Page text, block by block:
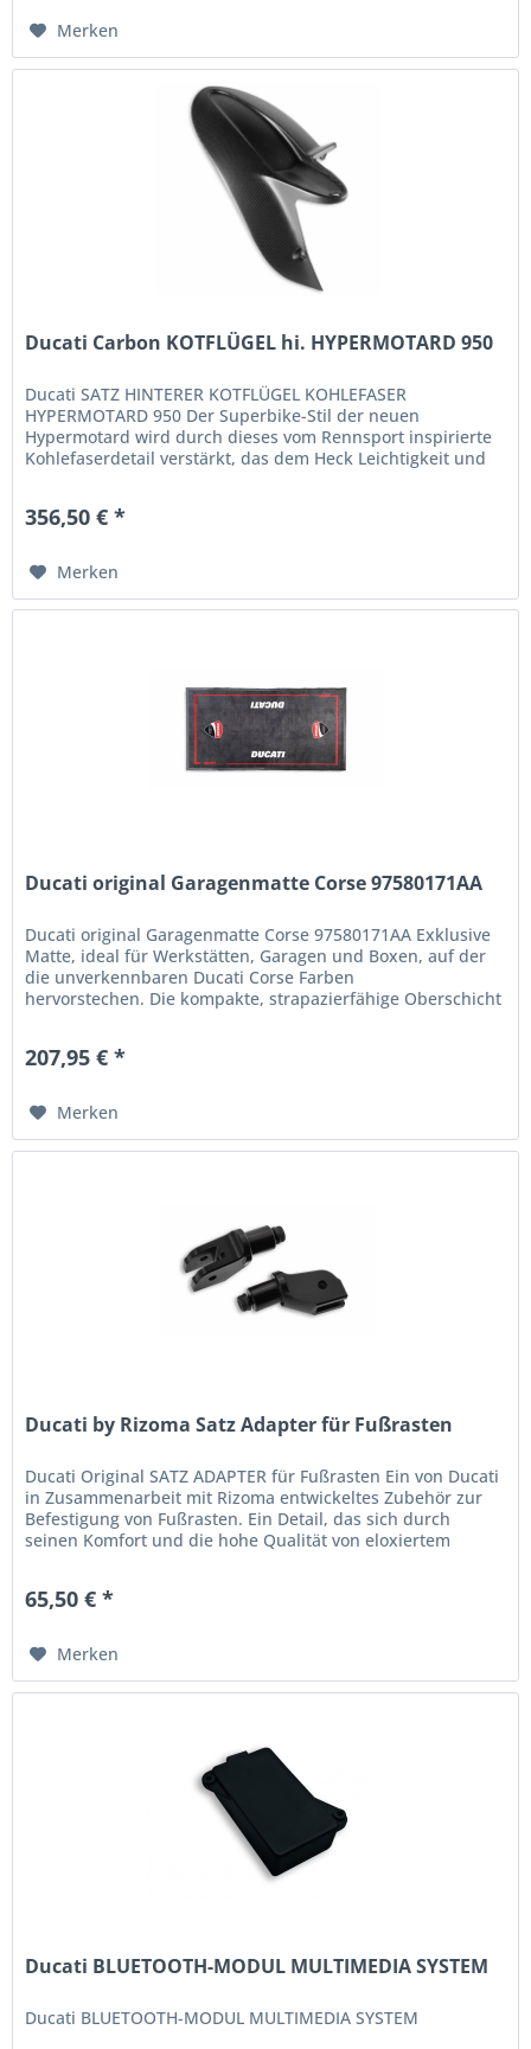
Merken
Ducati Carbon KOTFLÜGEL hi. HYPERMOTARD 950
Ducati SATZ HINTERER KOTFLÜGEL KOHLEFASER
HYPERMOTARD 950 Der Superbike-Stil der neuen
Hypermotard wird durch dieses vom Rennsport inspirierte
Kohlefaserdetail verstärkt, das dem Heck Leichtigkeit und
356,50 € *
Merken
Ducati original Garagenmatte Corse 97580171AA
Ducati original Garagenmatte Corse 97580171AA Exklusive
Matte, ideal für Werkstätten, Garagen und Boxen, auf der
die unverkennbaren Ducati Corse Farben
hervorstechen. Die kompakte, strapazierfähige Oberschicht
207,95 € *
Merken
Ducati by Rizoma Satz Adapter für Fußrasten
Ducati Original SATZ ADAPTER für Fußrasten Ein von Ducati
in Zusammenarbeit mit Rizoma entwickeltes Zubehör zur
Befestigung von Fußrasten. Ein Detail, das sich durch
seinen Komfort und die hohe Qualität von eloxiertem
65,50 € *
Merken
Ducati BLUETOOTH-MODUL MULTIMEDIA SYSTEM
Ducati BLUETOOTH-MODUL MULTIMEDIA SYSTEM